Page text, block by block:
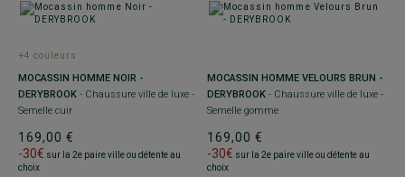
+4 couleurs
MOCASSIN HOMME NOIR -
DERYBROOK - Chaussure ville de luxe -
Semelle cuir
169,00 €
-30€ sur la 2e paire ville ou détente au
choix
MOCASSIN HOMME VELOURS BRUN -
DERYBROOK - Chaussure ville de luxe -
Semelle gomme
169,00 €
-30€ sur la 2e paire ville ou détente au
choix